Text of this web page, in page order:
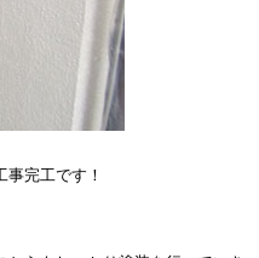
完工です！